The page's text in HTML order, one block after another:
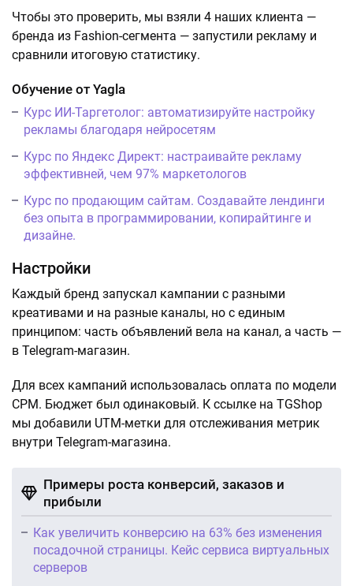
Чтобы это проверить, мы взяли 4 наших клиента —
бренда из Fashion-сегмента — запустили рекламу и
сравнили итоговую статистику.
Обучение от Yagla
Курс ИИ-Таргетолог: автоматизируйте настройку
рекламы благодаря нейросетям
Курс по Яндекс Директ: настраивайте рекламу
эффективней, чем 97% маркетологов
Курс по продающим сайтам. Создавайте лендинги
без опыта в программировании, копирайтинге и
дизайне.
Настройки
Каждый бренд запускал кампании с разными
креативами и на разные каналы, но с единым
принципом: часть объявлений вела на канал, а часть —
в Telegram-магазин.
Для всех кампаний использовалась оплата по модели
CPM. Бюджет был одинаковый. К ссылке на TGShop
мы добавили UTM-метки для отслеживания метрик
внутри Telegram-магазина.
Примеры роста конверсий, заказов и
прибыли
Как увеличить конверсию на 63% без изменения
посадочной страницы. Кейс сервиса виртуальных
серверов